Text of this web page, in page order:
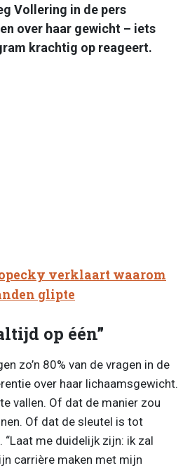
Vollering in de pers
over haar gewicht – iets
krachtig op reageert.
verklaart waarom
glipte
op één”
zo’n 80% van de vragen in de
over haar lichaamsgewicht.
vallen. Of dat de manier zou
Of dat de sleutel is tot
me duidelijk zijn: ik zal
carrière maken met mijn